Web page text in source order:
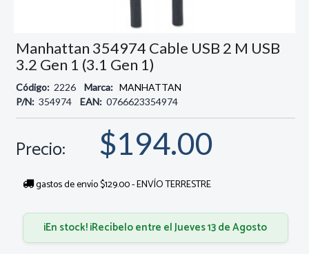
Manhattan 354974 Cable USB 2 M USB
3.2 Gen 1 (3.1 Gen 1)
Código: 2226 Marca: MANHATTAN
P/N: 354974 EAN: 0766623354974
Precio: $194.00
gastos de envío $129.00 - ENVÍO TERRESTRE
¡En stock! ¡Recíbelo entre el Jueves 13 de Agosto